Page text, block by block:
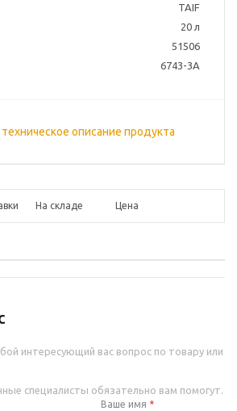
TAIF
20 л
51506
6743-3A
описание продукта
На складе Цена
интересующий вас вопрос по товару или
специалисты обязательно вам помогут.
Ваше имя *